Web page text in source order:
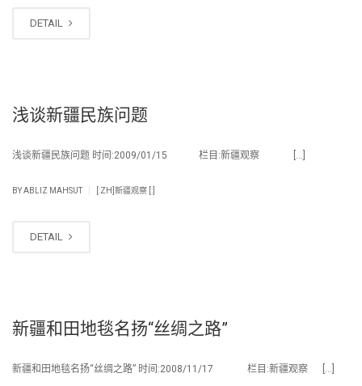
DETAIL
浅谈新疆民族问题
浅谈新疆民族问题 时间:2009/01/15 栏目:新疆观察 […]
BYABLIZ MAHSUT [:ZH]新疆观察 [:]
DETAIL
新疆和田地毯名扬“丝绸之路”
新疆和田地毯名扬“丝绸之路” 时间:2008/11/17 栏目:新疆观察 […]